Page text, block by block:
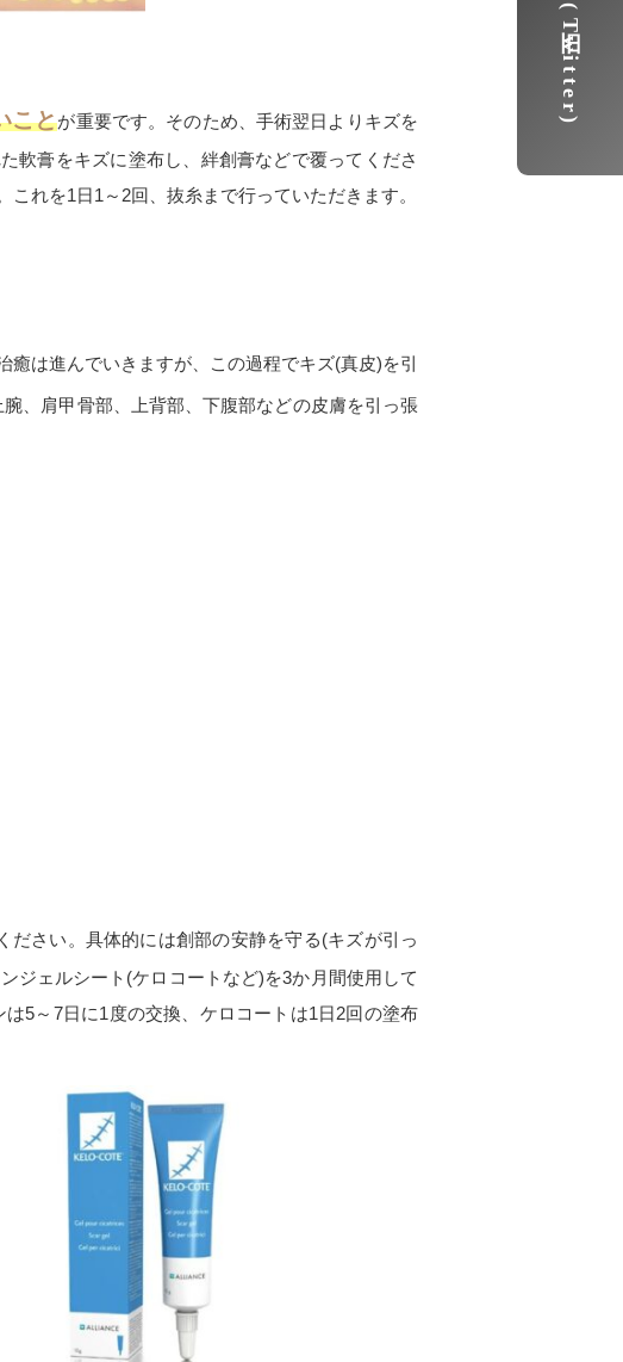
(旧Twitter)
ことが重要です。そのため、手術翌日よりキズを
軟膏をキズに塗布し、絆創膏などで覆ってくださ
これを1日1 ～ 2回、抜糸まで行っていただきます。
癒は進んでいきますが、この過程でキズ(真皮)を引
、肩甲骨部、上背部、下腹部などの皮膚を引っ張
ださい。具体的には創部の安静を守る(キズが引っ
ジェルシート (ケロコートなど)を3か月間使用して
は5～7日に1度の交換、ケロコートは1日2回の塗布